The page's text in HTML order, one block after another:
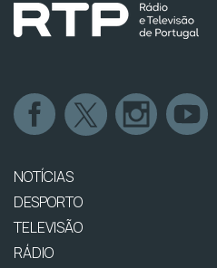
NOTÍCIAS
DESPORTO
TELEVISÃO
RÁDIO